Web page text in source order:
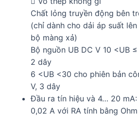
Chất lỏng truyền động bên
(chỉ dành cho dải áp suất
bộ màng xả)
Bộ nguồn UB DC V 10 <UB
2 dây
6 <UB <30 cho phiên bản
V, 3 dây
Đầu ra tín hiệu và 4… 20 mA:
0,02 A với RA tính bằng